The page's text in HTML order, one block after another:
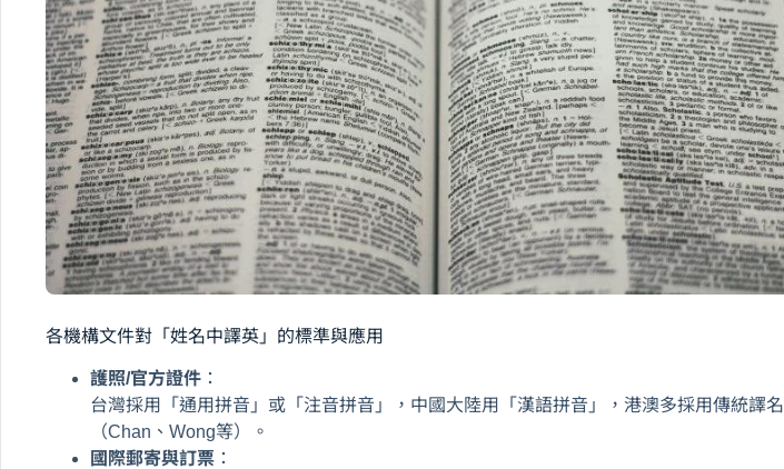
各機構文件對「姓名中譯英」的標準與應用
護照/官方證件 ：
台灣採用「通用拼音」或「注音拼音」，中國大陸用「漢語拼音」，港澳多採用傳統譯名
（Chan、Wong等）。
國際郵寄與訂票 ：